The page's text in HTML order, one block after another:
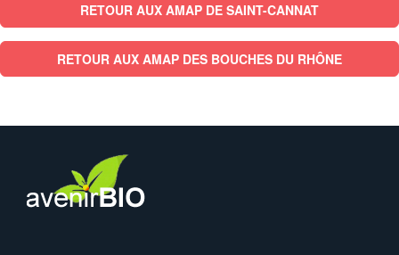
RETOUR AUX AMAP DE SAINT-CANNAT
RETOUR AUX AMAP DES BOUCHES DU RHÔNE